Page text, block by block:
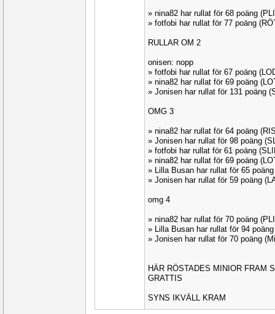
» nina82 har rullat för 68 poäng
» fotfobi har rullat för 77 poäng
RULLAR OM 2
onisen: nopp
» fotfobi har rullat för 67 poäng
» nina82 har rullat för 69 poäng
» Jonisen har rullat för 131 poäng
OMG 3
» nina82 har rullat för 64 poäng
» Jonisen har rullat för 98 poäng
» fotfobi har rullat för 61 poäng
» nina82 har rullat för 69 poäng
» Lilla Busan har rullat för 65
» Jonisen har rullat för 59 poäng
omg 4
» nina82 har rullat för 70 poäng
» Lilla Busan har rullat för 94
» Jonisen har rullat för 70 poäng
HÄR RÖSTADES MINIOR FRAM
GRATTIS
SYNS IKVÄLL KRAM